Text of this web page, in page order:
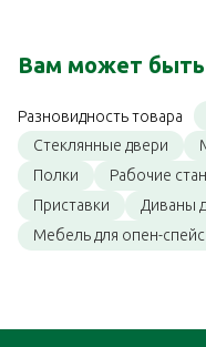
Вам может быть
Разновидность товара
Стеклянные двери
Полки
Рабочие
Приставки
Диваны
Мебель для опен-спейс